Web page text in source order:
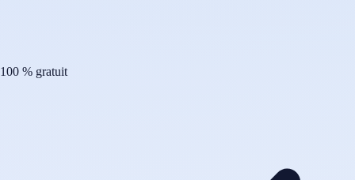
100 % gratuit